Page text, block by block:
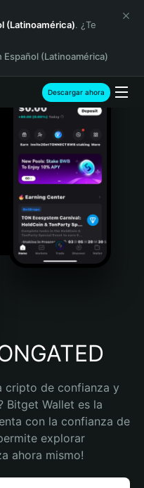
(Latinoamérica). ¿Te
Español (Latinoamérica)
Descargar ahora
cripto de confianza y
Bitget Wallet es la
con la confianza de
explorar
ahora mismo!